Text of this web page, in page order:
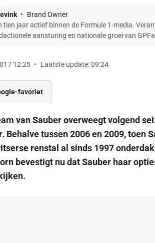
Brand Owner
tien jaar actief binnen de Formule 1-media.
aansturing en nationale groei van
12:25 Laatste update: 09:24
favoriet
van Sauber overweegt volgend
Behalve tussen 2006 en 2009, toen
renstal al sinds 1997
bevestigt nu dat Sauber haar